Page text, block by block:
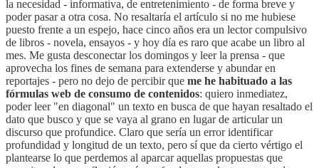
la necesidad - informativa, de entretenimiento - de forma breve y
poder pasar a otra cosa. No resaltaría el artículo si no me hubiese
puesto frente a un espejo, hace cinco años era un lector compulsivo
de libros - novela, ensayos - y hoy día es raro que acabe un libro al
mes. Me gusta desconectar los domingos y leer la prensa - que
aprovecha los fines de semana para extenderse y abundar en
reportajes - pero no dejo de percibir que me he habituado a las
fórmulas web de consumo de contenidos: quiero inmediatez,
poder leer "en diagonal" un texto en busca de que hayan resaltado el
dato que busco y que se vaya al grano en lugar de articular un
discurso que profundice. Claro que sería un error identificar
profundidad y longitud de un texto, pero sí que da cierto vértigo el
plantearse lo que perdemos al aparcar aquellas propuestas que